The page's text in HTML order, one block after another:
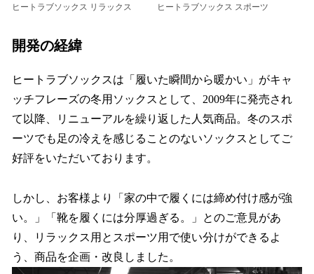
ヒートラブソックス リラックス ヒートラブソックス スポーツ
開発の経緯
ヒートラブソックスは「履いた瞬間から暖かい」がキャ
ッチフレーズの冬用ソックスとして、2009年に発売され
て以降、リニューアルを繰り返した人気商品。冬のスポ
ーツでも足の冷えを感じることのないソックスとしてご
好評をいただいております。
しかし、お客様より「家の中で履くには締め付け感が強
い。」「靴を履くには分厚過ぎる。」とのご意見があ
り、リラックス用とスポーツ用で使い分けができるよ
う、商品を企画・改良しました。